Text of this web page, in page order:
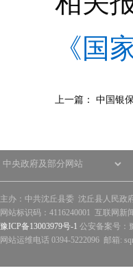
《国
上一篇： 中国银
主办：中共沈丘县委 沈丘县人民政
网站标识码：4116240001 互联网新
豫ICP备13003979号-1 公安备案号：
网站运维电话 0394-5222096 邮箱: